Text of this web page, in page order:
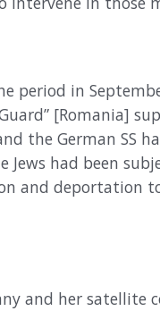
period in
[Romania]
the German SS
Jews had been
and deportation
and her satellite